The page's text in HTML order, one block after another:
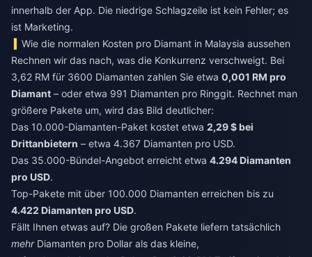
innerhalb der App. Die niedrige Schlagzeile ist kein Fehler; es
ist Marketing.
Wie die normalen Kosten pro Diamant in Malaysia aussehen
Rechnen wir das nach, was die Konkurrenz verschweigt. Bei
3,62 RM für 3600 Diamanten zahlen Sie etwa 0,001 RM pro
Diamant – oder etwa 991 Diamanten pro Ringgit. Rechnet man
größere Pakete um, wird das Bild deutlicher:
Das 10.000-Diamanten-Paket kostet etwa 2,29 $ bei
Drittanbietern – etwa 4.367 Diamanten pro USD.
Das 35.000-Bündel-Angebot erreicht etwa 4.294 Diamanten
pro USD.
Top-Pakete mit über 100.000 Diamanten erreichen bis zu
4.422 Diamanten pro USD.
Fällt Ihnen etwas auf? Die großen Pakete liefern tatsächlich
mehrDiamanten pro Dollar als das kleine,